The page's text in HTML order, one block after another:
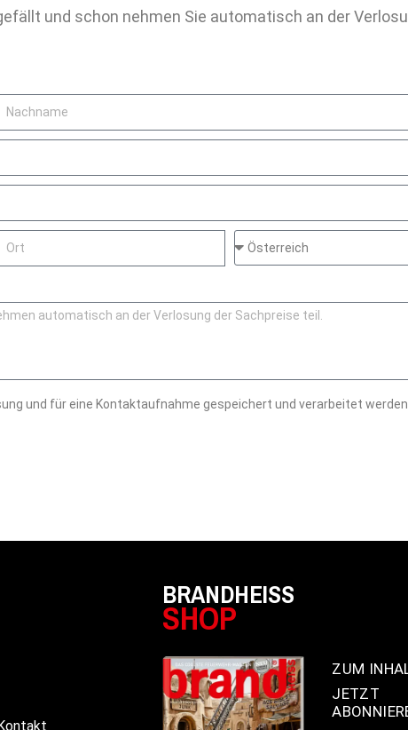
und schon nehmen Sie automatisch an der
und für eine Kontaktaufnahme gespeichert und verarbeitet werden.
BRANDHEISS
SHOP
ZUM
JETZT